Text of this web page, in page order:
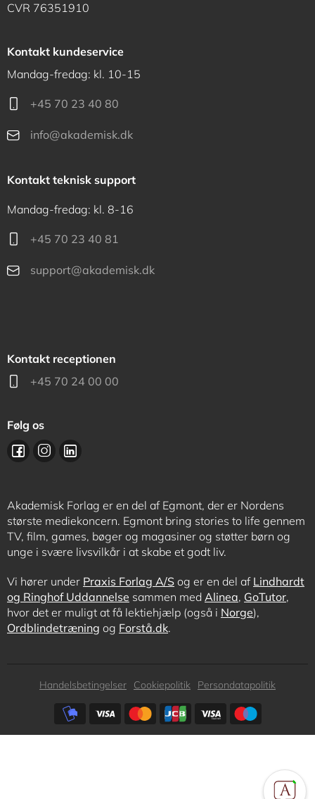
CVR 76351910
Kontakt kundeservice
Mandag-fredag: kl. 10-15
+45 70 23 40 80
info@akademisk.dk
Kontakt teknisk support
Mandag-fredag: kl. 8-16
+45 70 23 40 81
support@akademisk.dk
Kontakt receptionen
+45 70 24 00 00
Følg os
Akademisk Forlag er en del af Egmont, der er Nordens
største mediekoncern. Egmont bring stories to life gennem
TV, film, games, bøger og magasiner og støtter børn og
unge i svære livsvilkår i at skabe et godt liv.
Vi hører under Praxis Forlag A/S og er en del af Lindhardt
og Ringhof Uddannelse sammen med Alinea, GoTutor,
hvor det er muligt at få lektiehjælp (også i Norge),
Ordblindetræning og Forstå.dk.
Subfooter
Handelsbetingelser Cookiepolitik
Persondatapolitik
Subfooter
payment
options